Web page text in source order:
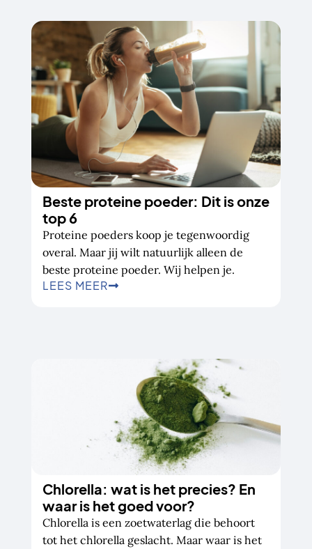
Beste proteine poeder: Dit is onze
top 6
Proteine poeders koop je tegenwoordig
overal. Maar jij wilt natuurlijk alleen de
beste proteine poeder. Wij helpen je.
LEES MEER
Chlorella: wat is het precies? En
waar is het goed voor?
Chlorella is een zoetwaterlag die behoort
tot het chlorella geslacht. Maar waar is het
Pagina